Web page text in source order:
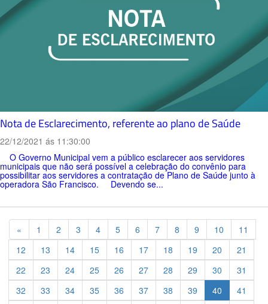
Nota de Esclarecimento, referente ao plano de Saúde
22/12/2021 ás 11:30:00
O Governo Municipal vem a público esclarecer aos servidores
municipais que não será possível a celebração do convênio para
possibilitar aos servidores a contratação de Plano de Saúde junto à
operadora São Francisco. Devendo se...
« Previous
1 2 3 4 5 6 7 8 9 10
11
12
13 14 15 16 17 18 19 20
21
22
23 24 25 26 27 28 29 30
31
32
33 34 35 36 37 38 39 40 41